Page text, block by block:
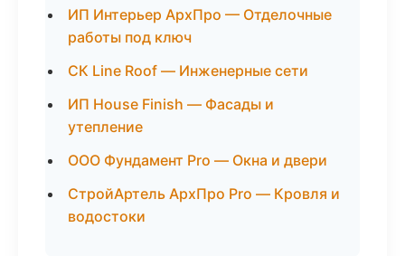
ИП Интерьер АрхПро — Отделочные
работы под ключ
СК Line Roof — Инженерные сети
ИП House Finish — Фасады и
утепление
ООО Фундамент Pro — Окна и двери
СтройАртель АрхПро Pro — Кровля и
водостоки